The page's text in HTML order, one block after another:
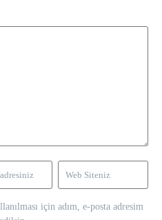
için adım, e-posta adresim